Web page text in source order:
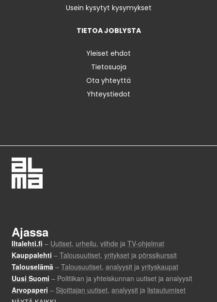
Usein kysytyt kysymykset
TIETOA JOBLYSTA
Yleiset ehdot
Tietosuoja
Ota yhteyttä
Yhteystiedot